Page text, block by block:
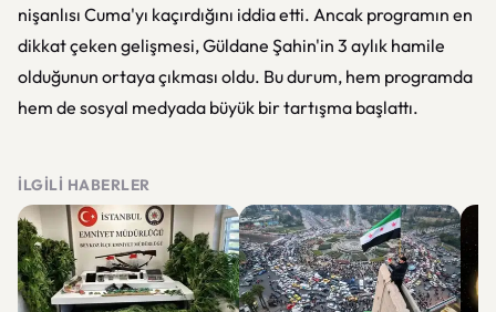
nişanlısı Cuma'yı kaçırdığını iddia etti. Ancak programın en
dikkat çeken gelişmesi, Güldane Şahin'in 3 aylık hamile
olduğunun ortaya çıkması oldu. Bu durum, hem programda
hem de sosyal medyada büyük bir tartışma başlattı.
İLGILI HABERLER